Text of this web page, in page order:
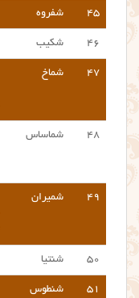
۴۵ شفروه
۴۶ شکیب
۴۷ شماخ
۴۸ شماساس
۴۹ شمیران
۵۰ شنتیا
۵۱ شنطوس